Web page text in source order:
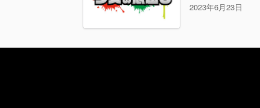
2023年6月23日